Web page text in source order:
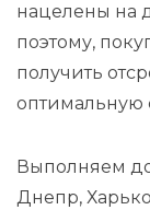
нацелены на
поэтому,
получить
оптимальную
Выполняем
Днепр,